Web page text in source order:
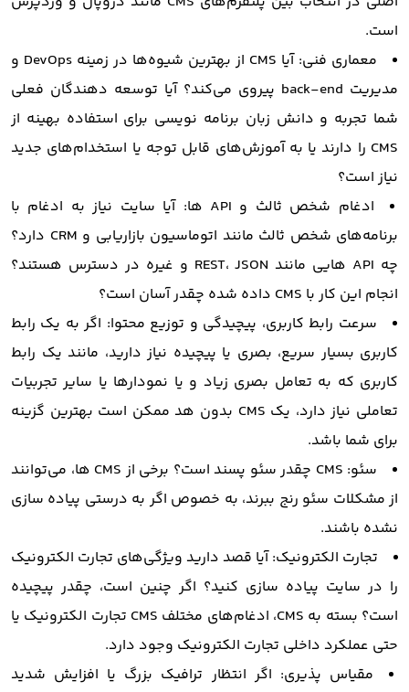
است.
معماری فنی: آیا CMS از بهترین شیوه‌ها در زمینه DevOps و
مدیریت back-end پیروی می‌کند؟ آیا توسعه دهندگان فعلی
شما تجربه و دانش زبان برنامه نویسی برای استفاده بهینه از
CMS را دارند یا به آموزش‌های قابل توجه یا استخدام‌های جدید
نیاز است؟
ادغام شخص ثالث و API ها: آیا سایت نیاز به ادغام با
برنامه‌های شخص ثالث مانند اتوماسیون بازاریابی و CRM دارد؟
چه API هایی مانند REST، JSON و غیره در دسترس هستند؟
انجام این کار با CMS داده شده چقدر آسان است؟
سرعت رابط کاربری، پیچیدگی و توزیع محتوا: اگر به یک رابط
کاربری بسیار سریع، بصری یا پیچیده نیاز دارید، مانند یک رابط
کاربری که به تعامل بصری زیاد و یا نمودارها یا سایر تجربیات
تعاملی نیاز دارد، یک CMS بدون هد ممکن است بهترین گزینه
برای شما باشد.
سئو: CMS چقدر سئو پسند است؟ برخی از CMS ها، می‌توانند
از مشکلات سئو رنج ببرند، به خصوص اگر به درستی پیاده ‌سازی
نشده باشند.
تجارت الکترونیک: آیا قصد دارید ویژگی‌های تجارت الکترونیک
را در سایت پیاده سازی کنید؟ اگر چنین است، چقدر پیچیده
است؟ بسته به CMS، ادغام‌های مختلف CMS تجارت الکترونیک یا
حتی عملکرد داخلی تجارت الکترونیک وجود دارد.
مقیاس پذیری: اگر انتظار ترافیک بزرگ یا افزایش شدید